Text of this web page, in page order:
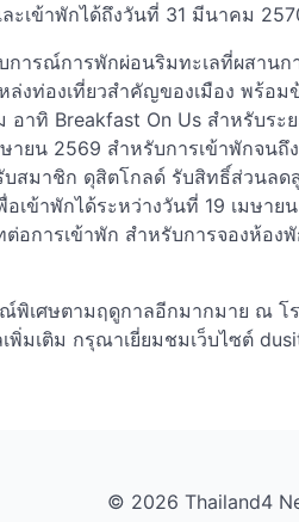
ะเข้าพักได้ถึงวันที่ 31 มีนาคม
ารณ์การพักผ่อนริมทะเลที่ผสานก
งท่องเที่ยวสำคัญของเมือง พร้อม
อาทิ Breakfast On Us สำหรับระ
ายน 2569 สำหรับการเข้าพักจนถึ
สมาชิก ดุสิตโกลด์ รับสิทธิ์ส่วนลด
เข้าพักได้ระหว่างวันที่ 19 เมษาย
อการเข้าพัก สำหรับการจองห้องพั
พิเศษตามฤดูกาลอีกมากมาย ณ โ
มเติม กรุณาเยี่ยมชมเว็บไซต์
© 2026 Thailand4